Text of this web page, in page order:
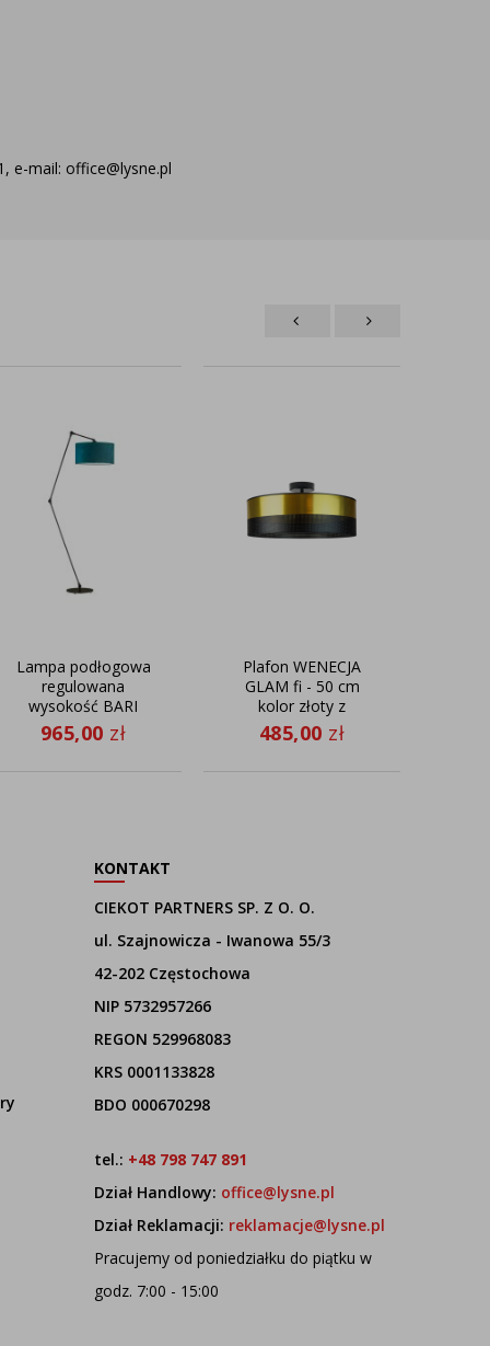
e-mail: office@lysne.pl
Lampa podłogowa
regulowana
wysokość BARI
VELUR
965,00 zł
Plafon WENECJA
GLAM fi - 50 cm
kolor złoty z
czarnym ażurem
485,00 zł
KONTAKT
CIEKOT PARTNERS SP. Z O. O.
ul. Szajnowicza - Iwanowa 55/3
42-202 Częstochowa
NIP 5732957266
REGON 529968083
KRS 0001133828
BDO 000670298
tel.: +48 798 747 891
Dział Handlowy: office@lysne.pl
Dział Reklamacji: reklamacje@lysne.pl
Pracujemy od poniedziałku do piątku w
godz. 7:00 - 15:00